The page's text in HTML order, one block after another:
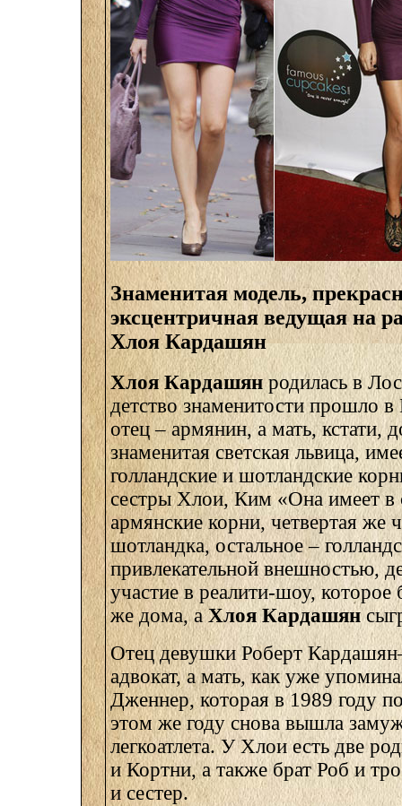
Знаменитая модель,
эксцентричная ведущая на
Хлоя Кардашян
Хлоя Кардашянродилась в
детство знаменитости прошло
отец – армянин, а мать, кстати,
знаменитая светская львица,
голландские и шотландские
сестры Хлои, Ким «Она имеет в
армянские корни, четвертая же
шотландка, остальное –
привлекательной внешностью,
участие в реалити-шоу, которое
же дома, аХлоя Кардашян
Отец девушки Роберт
адвокат, а мать, как уже
Дженнер, которая в 1989 году
этом же году снова вышла
легкоатлета. У Хлои есть две
и Кортни, а также брат Роб и
и сестер.